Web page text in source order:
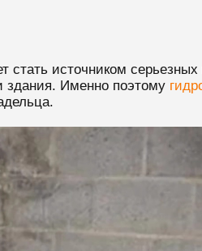
источником серьезных
здания. Именно поэтому